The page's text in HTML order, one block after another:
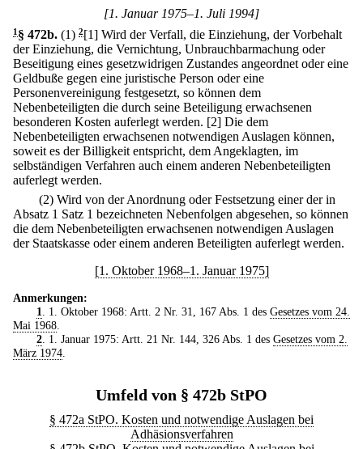
[1. Januar 1975–1. Juli 1994]
1§ 472b. (1) 2[1] Wird der Verfall, die Einziehung, der Vorbehalt
der Einziehung, die Vernichtung, Unbrauchbarmachung oder
Beseitigung eines gesetzwidrigen Zustandes angeordnet oder eine
Geldbuße gegen eine juristische Person oder eine
Personenvereinigung festgesetzt, so können dem
Nebenbeteiligten die durch seine Beteiligung erwachsenen
besonderen Kosten auferlegt werden. [2] Die dem
Nebenbeteiligten erwachsenen notwendigen Auslagen können,
soweit es der Billigkeit entspricht, dem Angeklagten, im
selbständigen Verfahren auch einem anderen Nebenbeteiligten
auferlegt werden.
(2) Wird von der Anordnung oder Festsetzung einer der in
Absatz 1 Satz 1 bezeichneten Nebenfolgen abgesehen, so können
die dem Nebenbeteiligten erwachsenen notwendigen Auslagen
der Staatskasse oder einem anderen Beteiligten auferlegt werden.
[1. Oktober 1968–1. Januar 1975]
Anmerkungen:
1
. 1. Oktober 1968: Artt. 2 Nr. 31, 167 Abs. 1 des Gesetzes vom 24.
Mai 1968
2. 1. Januar 1975: Artt. 21 Nr. 144, 326 Abs. 1 des Gesetzes vom 2.
März 1974
Umfeld von § 472b StPO
§ 472a StPO. Kosten und notwendige Auslagen bei
Adhäsionsverfahren